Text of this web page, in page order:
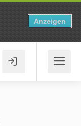
Anzeigen